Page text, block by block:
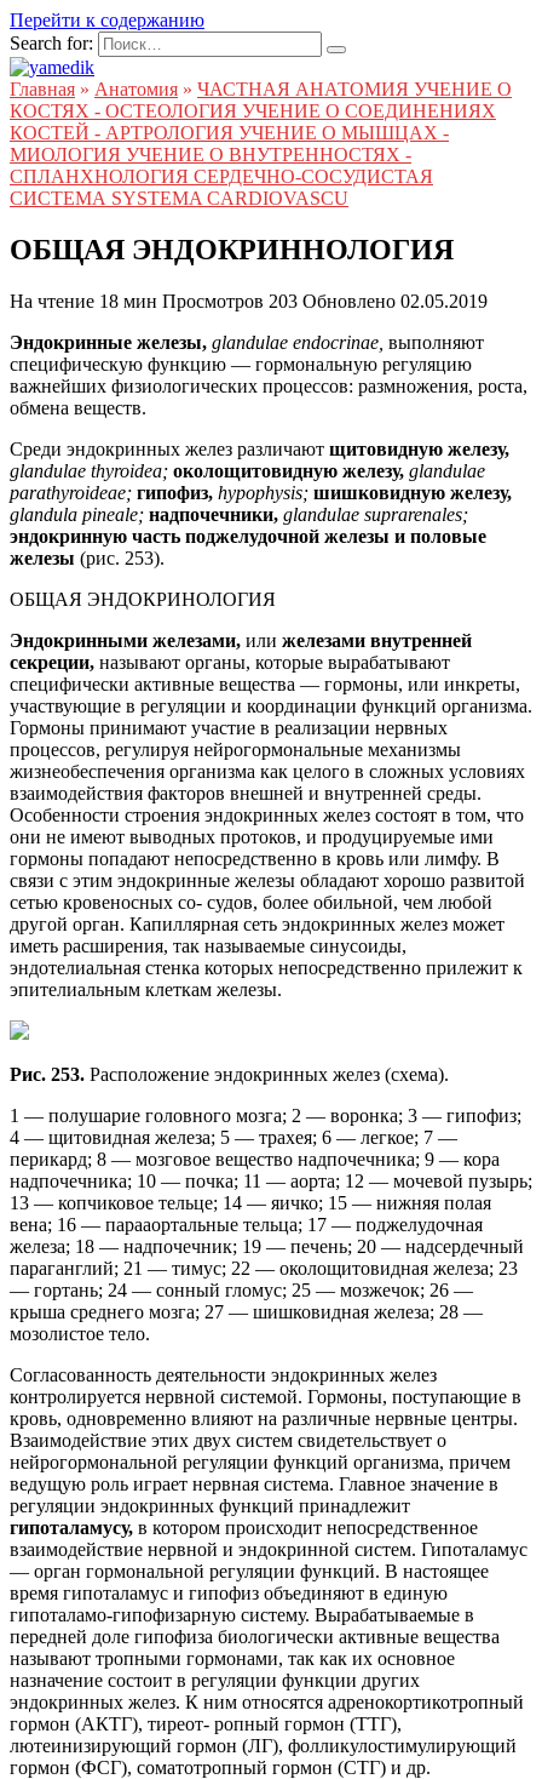
Перейти к содержанию
Search for:
Главная » Анатомия » ЧАСТНАЯ АНАТОМИЯ УЧЕНИЕ О
КОСТЯХ - ОСТЕОЛОГИЯ УЧЕНИЕ О СОЕДИНЕНИЯХ
КОСТЕЙ - АРТРОЛОГИЯ УЧЕНИЕ О МЫШЦАХ -
МИОЛОГИЯ УЧЕНИЕ О ВНУТРЕННОСТЯХ -
СПЛАНХНОЛОГИЯ СЕРДЕЧНО-СОСУДИСТАЯ
СИСТЕМА SYSTEMA CARDIOVASCU
ОБЩАЯ ЭНДОКРИННОЛОГИЯ
На чтение 18 мин Просмотров 203 Обновлено 02.05.2019
Эндокринные железы, glandulae endocrinae, выполняют
специфическую функцию — гормональную регуляцию
важнейших физиологических процессов: размножения, роста,
обмена веществ.
Среди эндокринных желез различают щитовидную железу,
glandulae thyroidea; околощитовидную железу, glandulae
parathyroideae; гипофиз, hypophysis; шишковидную железу,
glandula pineale; надпочечники, glandulae suprarenales;
эндокринную часть поджелудочной железы и половые
железы (рис. 253).
ОБЩАЯ ЭНДОКРИНОЛОГИЯ
Эндокринными железами, или железами внутренней
секреции, называют органы, которые вырабатывают
специфически активные вещества — гормоны, или инкреты,
участвующие в регуляции и координации функций организма.
Гормоны принимают участие в реализации нервных
процессов, регулируя нейрогормональные механизмы
жизнеобеспечения организма как целого в сложных условиях
взаимодействия факторов внешней и внутренней среды.
Особенности строения эндокринных желез состоят в том, что
они не имеют выводных протоков, и продуцируемые ими
гормоны попадают непосредственно в кровь или лимфу. В
связи с этим эндокринные железы обладают хорошо развитой
сетью кровеносных со- судов, более обильной, чем любой
другой орган. Капиллярная сеть эндокринных желез может
иметь расширения, так называемые синусоиды,
эндотелиальная стенка которых непосредственно прилежит к
эпителиальным клеткам железы.
Рис. 253. Расположение эндокринных желез (схема).
1 — полушарие головного мозга; 2 — воронка; 3 — гипофиз;
4 — щитовидная железа; 5 — трахея; 6 — легкое; 7 —
перикард; 8 — мозговое вещество надпочечника; 9 — кора
надпочечника; 10 — почка; 11 — аорта; 12 — мочевой пузырь;
13 — копчиковое тельце; 14 — яичко; 15 — нижняя полая
вена; 16 — парааортальные тельца; 17 — поджелудочная
железа; 18 — надпочечник; 19 — печень; 20 — надсердечный
параганглий; 21 — тимус; 22 — околощитовидная железа; 23
— гортань; 24 — сонный гломус; 25 — мозжечок; 26 —
крыша среднего мозга; 27 — шишковидная железа; 28 —
мозолистое тело.
Согласованность деятельности эндокринных желез
контролируется нервной системой. Гормоны, поступающие в
кровь, одновременно влияют на различные нервные центры.
Взаимодействие этих двух систем свидетельствует о
нейрогормональной регуляции функций организма, причем
ведущую роль играет нервная система. Главное значение в
регуляции эндокринных функций принадлежит
гипоталамусу, в котором происходит непосредственное
взаимодействие нервной и эндокринной систем. Гипоталамус
— орган гормональной регуляции функций. В настоящее
время гипоталамус и гипофиз объединяют в единую
гипоталамо-гипофизарную систему. Вырабатываемые в
передней доле гипофиза биологически активные вещества
называют тропными гормонами, так как их основное
назначение состоит в регуляции функции других
эндокринных желез. К ним относятся адренокортикотропный
гормон (АКТГ), тиреот- ропный гормон (ТТГ),
лютеинизирующий гормон (ЛГ), фолликулостимулирующий
гормон (ФСГ), соматотропный гормон (СТГ) и др.